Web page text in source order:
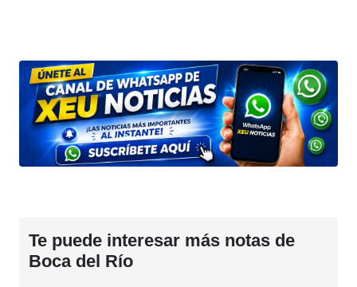
Te puede interesar más notas de
Boca del Río